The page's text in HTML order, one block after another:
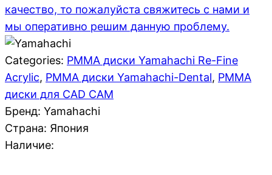
качество, то пожалуйста свяжитесь с нами и
мы оперативно решим данную проблему.
Categories: PMMA диски Yamahachi Re-Fine
Acrylic, PMMA диски Yamahachi-Dental, PMMA
диски для CAD CAM
Бренд: Yamahachi
Страна: Япония
Наличие: